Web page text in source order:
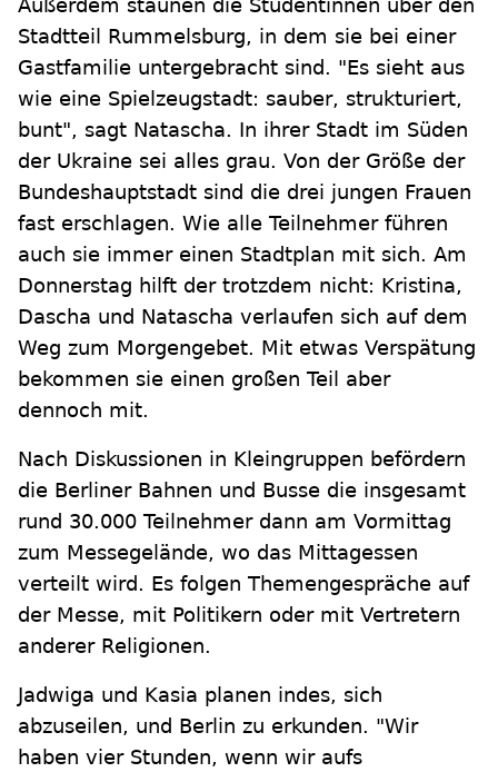
Außerdem staunen die Studentinnen über den
Stadtteil Rummelsburg, in dem sie bei einer
Gastfamilie untergebracht sind. "Es sieht aus
wie eine Spielzeugstadt: sauber, strukturiert,
bunt", sagt Natascha. In ihrer Stadt im Süden
der Ukraine sei alles grau. Von der Größe der
Bundeshauptstadt sind die drei jungen Frauen
fast erschlagen. Wie alle Teilnehmer führen
auch sie immer einen Stadtplan mit sich. Am
Donnerstag hilft der trotzdem nicht: Kristina,
Dascha und Natascha verlaufen sich auf dem
Weg zum Morgengebet. Mit etwas Verspätung
bekommen sie einen großen Teil aber
dennoch mit.
Nach Diskussionen in Kleingruppen befördern
die Berliner Bahnen und Busse die insgesamt
rund 30.000 Teilnehmer dann am Vormittag
zum Messegelände, wo das Mittagessen
verteilt wird. Es folgen Themengespräche auf
der Messe, mit Politikern oder mit Vertretern
anderer Religionen.
Jadwiga und Kasia planen indes, sich
abzuseilen, und Berlin zu erkunden. "Wir
haben vier Stunden, wenn wir aufs